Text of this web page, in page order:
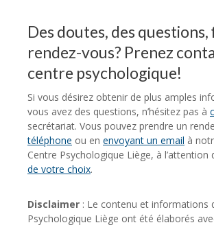
Des doutes, des questions,
rendez-vous? Prenez
centre psychologique!
Si vous désirez obtenir de plus amples
vous avez des questions, n’hésitez pas à
secrétariat. Vous pouvez prendre un
téléphone ou en envoyant un email à
Centre Psychologique Liège, à l’attention
de votre choix.
Disclaimer : Le contenu et informations
Psychologique Liège ont été élaborés